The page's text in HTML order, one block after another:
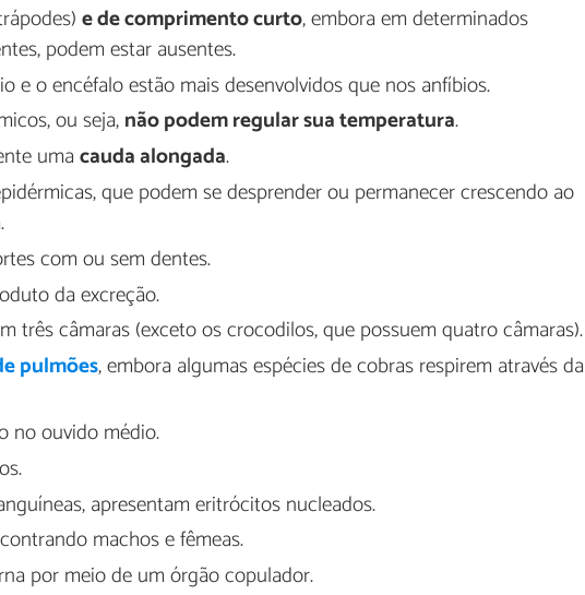
e de comprimento curto, embora em determinados
podem estar ausentes.
e o encéfalo estão mais desenvolvidos que nos anfíbios.
ou seja,não podem regular sua temperatura.
umacauda alongada.
que podem se desprender ou permanecer crescendo ao
com ou sem dentes.
da excreção.
três câmaras (exceto os crocodilos, que possuem quatro câmaras).
pulmões, embora algumas espécies de cobras respirem através da
no ouvido médio.
apresentam eritrócitos nucleados.
machos e fêmeas.
por meio de um órgão copulador.